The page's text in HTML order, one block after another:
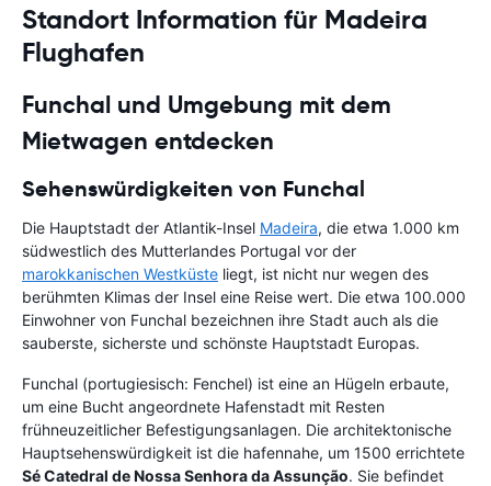
Standort Information für Madeira
Flughafen
Funchal und Umgebung mit dem
Mietwagen entdecken
Sehenswürdigkeiten von Funchal
Die Hauptstadt der Atlantik-Insel Madeira, die etwa 1.000 km
südwestlich des Mutterlandes Portugal vor der
marokkanischen Westküste liegt, ist nicht nur wegen des
berühmten Klimas der Insel eine Reise wert. Die etwa 100.000
Einwohner von Funchal bezeichnen ihre Stadt auch als die
sauberste, sicherste und schönste Hauptstadt Europas.
Funchal (portugiesisch: Fenchel) ist eine an Hügeln erbaute,
um eine Bucht angeordnete Hafenstadt mit Resten
frühneuzeitlicher Befestigungsanlagen. Die architektonische
Hauptsehenswürdigkeit ist die hafennahe, um 1500 errichtete
Sé Catedral de Nossa Senhora da Assunção. Sie befindet